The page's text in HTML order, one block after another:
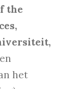
the
het